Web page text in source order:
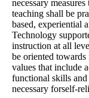
necessary
teaching shall be
based, experiential
Technology
instruction at all
be oriented
values that include
functional skills and
necessary forself-